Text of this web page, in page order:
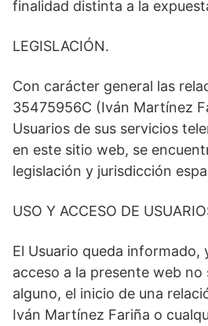
finalidad distinta a la
LEGISLACIÓN.
Con carácter general las
35475956C (Iván Martínez
Usuarios de sus servicios
en este sitio web, se
legislación y jurisdicción
USO Y ACCESO DE
El Usuario queda informado,
acceso a la presente web no
alguno, el inicio de una
Iván Martínez Fariña o